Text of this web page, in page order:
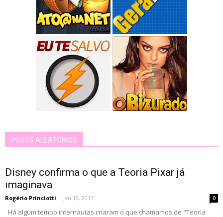
POSTS ALEATÓRIOS
Disney confirma o que a Teoria Pixar já
imaginava
Rogério Princiotti - jan 18, 2017 0
Há algum tempo internautas criaram o que chamamos de "Teoria